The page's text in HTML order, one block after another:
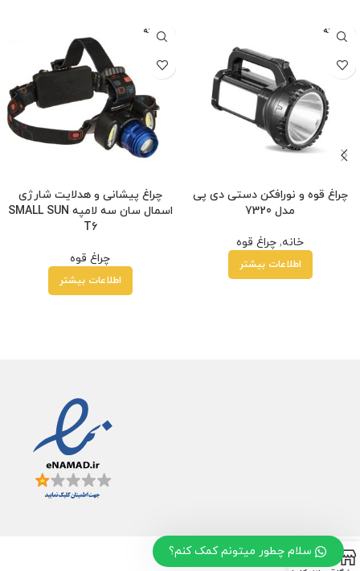
فروخته
شده
چراغ قوه و نورافکن دستی دی پی
مدل 7320
خانه, چراغ قوه
اطلاعات بیشتر
فروخته
شده
چراغ پیشانی و هدلایت شارژی
اسمال سان سه لامپه SMALL SUN
T6
چراغ قوه
اطلاعات بیشتر
سلام چطور میتونم کمک کنم؟ 0